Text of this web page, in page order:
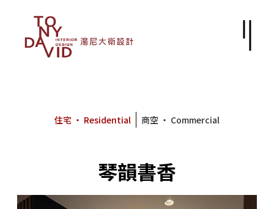
住宅 ‧ Residential 商空 ‧ Commercial
琴韻書香